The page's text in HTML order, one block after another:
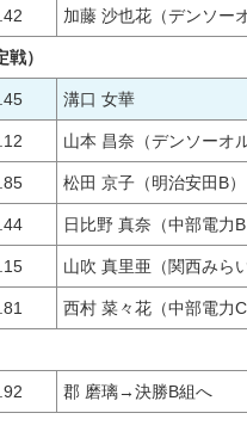
加藤 沙也花（デンソー
戦）
溝口 女華
山本 昌奈（デンソーオ
松田 京子（明治安田B）
日比野 真奈（中部電力B
山吹 真里亜（関西みら
西村 菜々花（中部電力C
郡 磨璃→決勝B組へ